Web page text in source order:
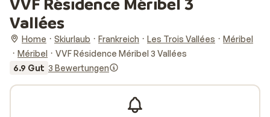
Vallées
Home Skiurlaub Frankreich Les Trois Vallées
Méribel
Méribel
VVF Résidence Méribel 3 Vallées
6.9 Gut 3 Bewertungen